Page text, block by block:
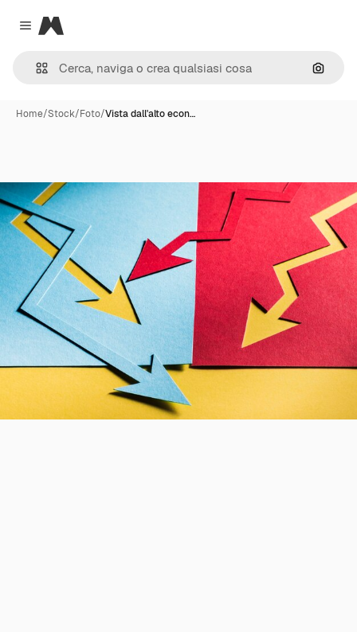
Close menu
Magnific
Cerca
Home/Stock/Foto/Vista dall'alto econ…